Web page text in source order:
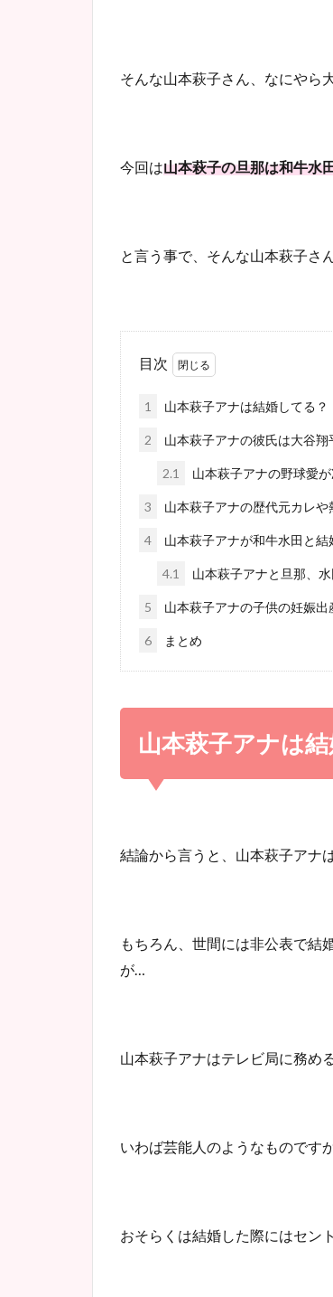
そんな山本萩子さん、なにやら
今回は山本萩子の旦那は和牛水
と言う事で、そんな山本萩子さ
目次
1 山本萩子アナは結婚してる？
2 山本萩子アナの彼氏は大谷翔
2.1 山本萩子アナの野球愛
3 山本萩子アナの歴代元カレや
4 山本萩子アナが和牛水田と結
4.1 山本萩子アナと旦那、
5 山本萩子アナの子供の妊娠出
6 まとめ
山本萩子アナは
結論から言うと、山本萩子アナ
もちろん、世間には非公表で結
が…
山本萩子アナはテレビ局に務め
いわば芸能人のようなものです
おそらくは結婚した際にはセン